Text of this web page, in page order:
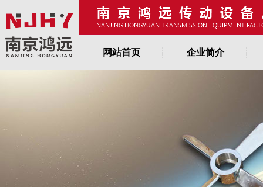
网站首页 企业简介